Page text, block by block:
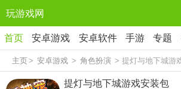
玩游戏网
首页 安卓游戏 安卓软件 手游 专题
主页> 安卓游戏 > 角色扮演 > 提灯与地下城游
提灯与地下城游戏安装包